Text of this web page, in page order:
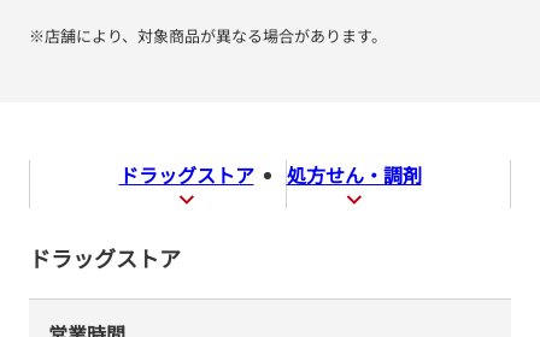
※店舗により、対象商品が異なる場合があります。
ドラッグストア 処方せん・調剤
ドラッグストア